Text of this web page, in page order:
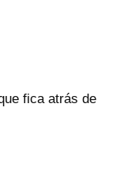
fica atrás de